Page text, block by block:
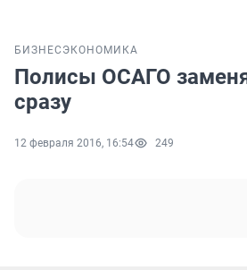
БИЗНЕС ЭКОНОМИКА
Полисы ОСАГО
сразу
12 февраля 2016, 16:54 249